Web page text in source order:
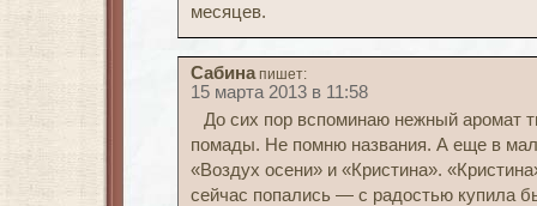
месяцев.
Сабина пишет:
15 марта 2013 в 11:58
До сих пор вспоминаю нежный аромат
помады. Не помню названия. А еще в
«Воздух осени» и «Кристина».
сейчас попались — с радостью купила